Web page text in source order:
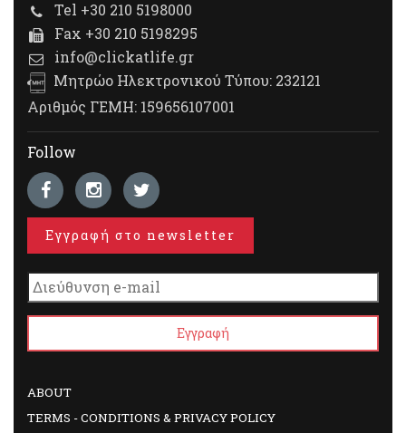
Tel +30 210 5198000
Fax +30 210 5198295
info@clickatlife.gr
Μητρώο Ηλεκτρονικού Τύπου: 232121
Αριθμός ΓΕΜΗ: 159656107001
Follow
Εγγραφή στο newsletter
ABOUT
TERMS - CONDITIONS & PRIVACY POLICY